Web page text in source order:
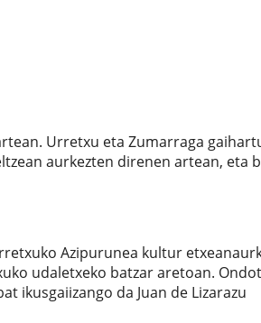
Urretxu eta Zumarraga
aurkezten direnen artean, eta
Azipurunea kultur
udaletxeko batzar aretoan.
ikusgaiizango da Juan de Lizarazu